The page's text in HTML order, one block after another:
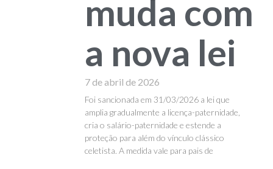
muda com
a nova lei
7 de abril de 2026
Foi sancionada em 31/03/2026 a lei que
amplia gradualmente a licença-paternidade,
cria o salário-paternidade e estende a
proteção para além do vínculo clássico
celetista. A medida vale para pais de